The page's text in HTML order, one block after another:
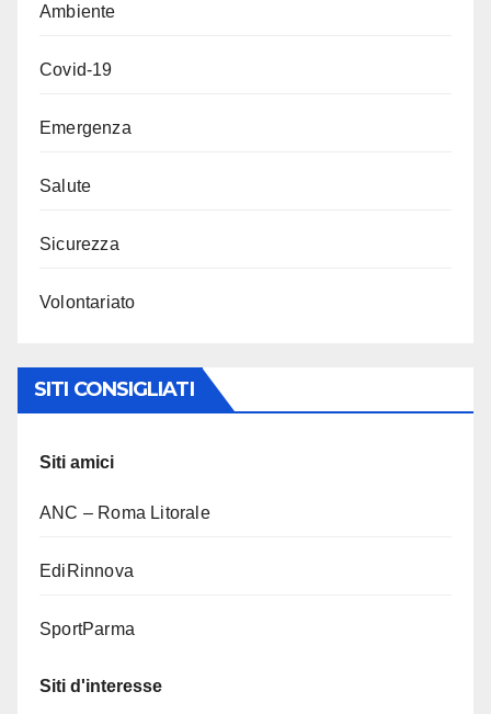
Ambiente
Covid-19
Emergenza
Salute
Sicurezza
Volontariato
SITI CONSIGLIATI
Siti amici
ANC – Roma Litorale
EdiRinnova
SportParma
Siti d'interesse